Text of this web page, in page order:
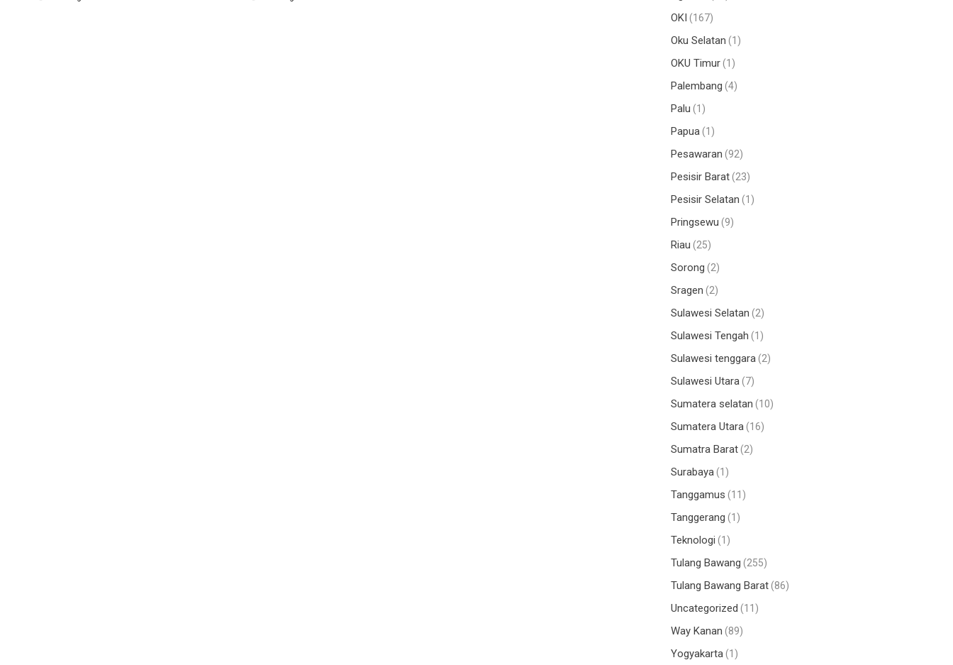
OKI (167)
Oku Selatan (1)
OKU Timur(1)
Palembang (4)
Palu (1)
Papua(1)
Pesawaran (92)
Pesisir Barat(23)
Pesisir Selatan (1)
Pringsewu (9)
Riau (25)
Sorong (2)
Sragen (2)
Sulawesi Selatan (2)
Sulawesi Tengah (1)
Sulawesi tenggara(2)
Sulawesi Utara(7)
Sumatera selatan (10)
Sumatera Utara(16)
Sumatra Barat(2)
Surabaya(1)
Tanggamus (11)
Tanggerang (1)
Teknologi (1)
Tulang Bawang (255)
Tulang Bawang Barat(86)
Uncategorized (11)
Way Kanan (89)
Yogyakarta(1)